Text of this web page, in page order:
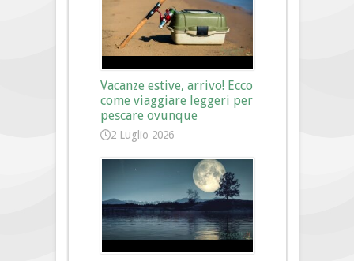
Vacanze estive, arrivo! Ecco
come viaggiare leggeri per
pescare ovunque
2 Luglio 2026